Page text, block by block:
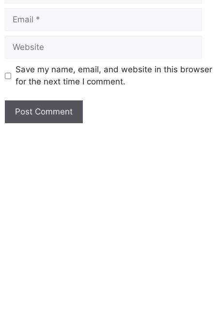
Save my name, email, and website in this browser
for the next time I comment.